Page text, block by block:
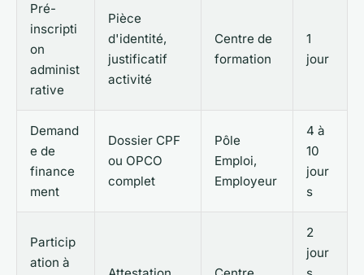
Pré-
inscripti
on
administ
rative
Pièce
d'identité,
justificatif
activité
Centre de
formation
1
jour
Demand
e de
finance
ment
Dossier CPF
ou OPCO
complet
Pôle
Emploi,
Employeur
4 à
10
jour
s
Particip
ation à
2
jour